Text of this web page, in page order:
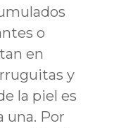
o
en
y
la piel es
una. Por